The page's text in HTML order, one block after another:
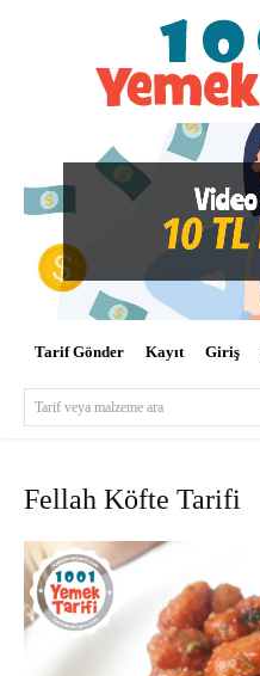
Tarif Gönder Kayıt Giriş
Tarif veya malzeme ara
Fellah Köfte Tarifi